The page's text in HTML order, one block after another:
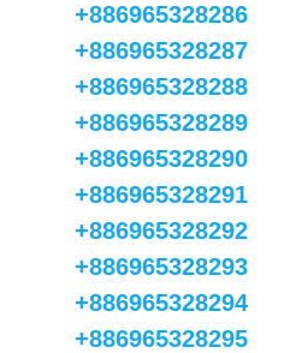
+886965328286
+886965328287
+886965328288
+886965328289
+886965328290
+886965328291
+886965328292
+886965328293
+886965328294
+886965328295